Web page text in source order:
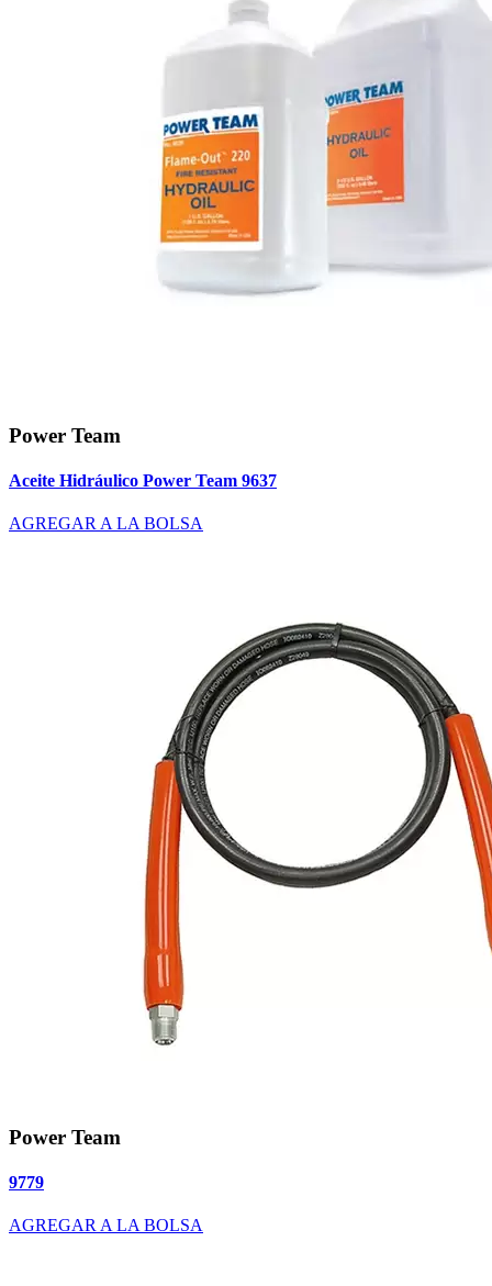
Power Team
Aceite Hidráulico Power Team 9637
AGREGAR A LA BOLSA
Power Team
9779
AGREGAR A LA BOLSA